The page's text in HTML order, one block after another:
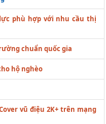
phù hợp với nhu cầu thị
chuẩn quốc gia
hộ nghèo
vũ điệu 2K+ trên mạng